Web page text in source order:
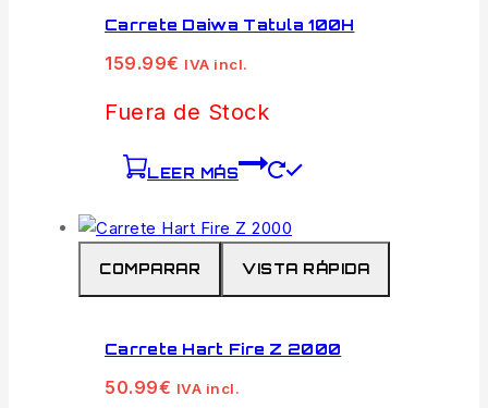
Carrete Daiwa Tatula 100H
159.99€ IVA incl.
Fuera de Stock
LEER MÁS
COMPARAR VISTA RÁPIDA
Carrete Hart Fire Z 2000
50.99€ IVA incl.